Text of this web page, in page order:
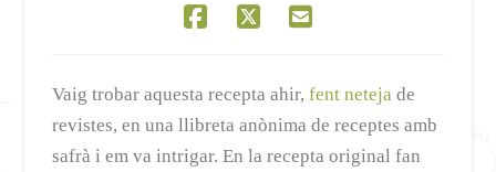
Vaig trobar aquesta recepta ahir,fent neteja de
revistes, en una llibreta anònima de receptes amb
safrà i em va intrigar. En la recepta original fan